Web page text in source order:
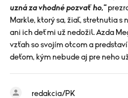
uzná za vhodné pozvať ho,"
Markle, ktorý sa, žiaľ, stretnutia s
ani ich deťmi už nedožil. Azda
vzťah so svojím otcom a
deťom, kým nebude aj pre neho
redakcia/PK